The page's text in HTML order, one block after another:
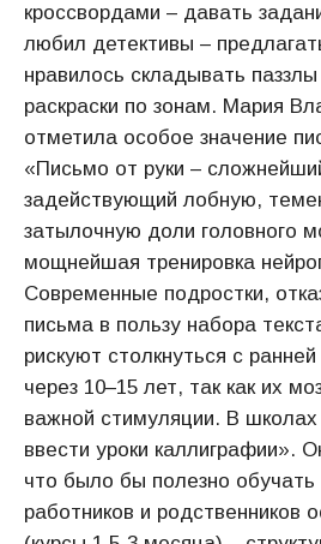
кроссвордами – давать
любил детективы –
нравилось складывать
раскраски по зонам. Мария
отметила особое значение
«Письмо от руки –
задействующий лобную,
затылочную доли головного
мощнейшая тренировка
Современные подростки,
письма в пользу набора
рискуют столкнуться с
через 10–15 лет, так как их
важной стимуляции. В
ввести уроки каллиграфии».
что было бы полезно обучать
работников и родственников